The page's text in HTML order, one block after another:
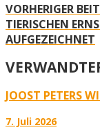
VORHERIGER
TIERISCHEN
AUFGEZEICHNET
JOOST PETERS
7. Juli 2026